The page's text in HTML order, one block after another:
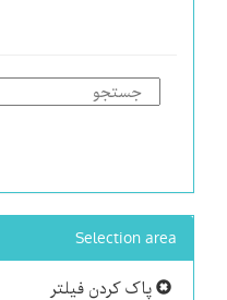
Selection area
پاک کردن فیلتر